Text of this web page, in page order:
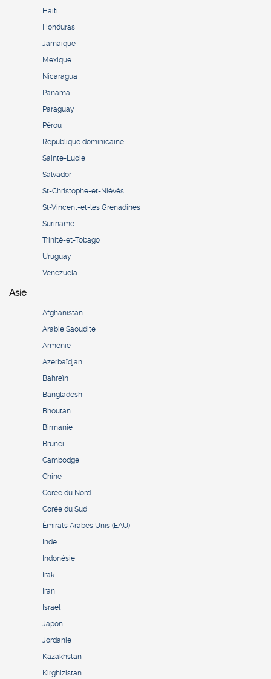
Haïti
Honduras
Jamaïque
Mexique
Nicaragua
Panamá
Paraguay
Pérou
République dominicaine
Sainte-Lucie
Salvador
St-Christophe-et-Niévès
St-Vincent-et-les Grenadines
Suriname
Trinité-et-Tobago
Uruguay
Venezuela
Asie
Afghanistan
Arabie Saoudite
Arménie
Azerbaïdjan
Bahreïn
Bangladesh
Bhoutan
Birmanie
Brunei
Cambodge
Chine
Corée du Nord
Corée du Sud
Émirats Arabes Unis (EAU)
Inde
Indonésie
Irak
Iran
Israël
Japon
Jordanie
Kazakhstan
Kirghizistan